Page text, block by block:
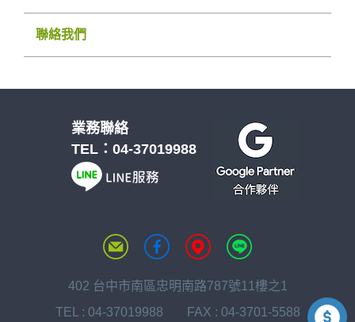
聯絡我們
業務聯絡
TEL： 04-37019988
402 台中市南區忠明南路787號11樓之1
TEL : 04-37019988 FAX : 04-3701-5588